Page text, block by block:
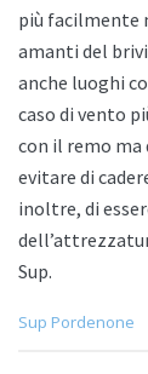
più facilmente
amanti del
anche luoghi
caso di vento
con il remo
evitare di
inoltre, di
Sup.
C
Sup Pordenone